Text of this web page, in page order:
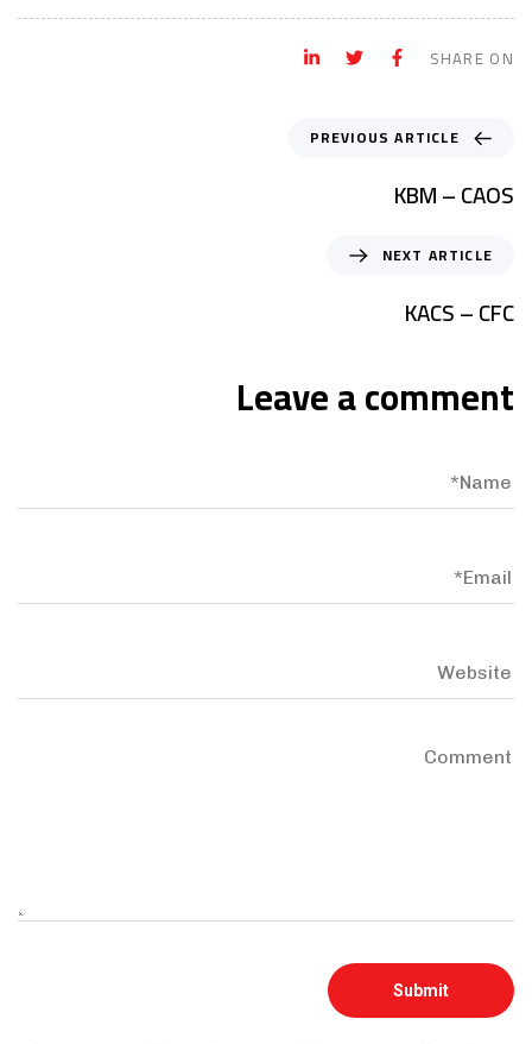
SHARE ON
PREVIOUS ARTICLE
KBM – CAOS
NEXT ARTICLE
KACS – CFC
Leave a comment